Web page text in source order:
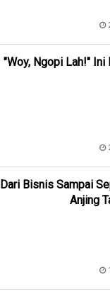
"Woy, Ngopi Lah!"
Dari Bisnis Sampai
Anjing